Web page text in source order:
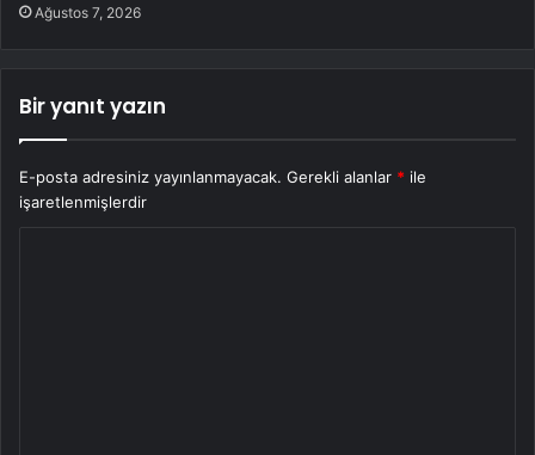
Ağustos 7, 2026
Bir yanıt yazın
E-posta adresiniz yayınlanmayacak. Gerekli alanlar * ile
işaretlenmişlerdir